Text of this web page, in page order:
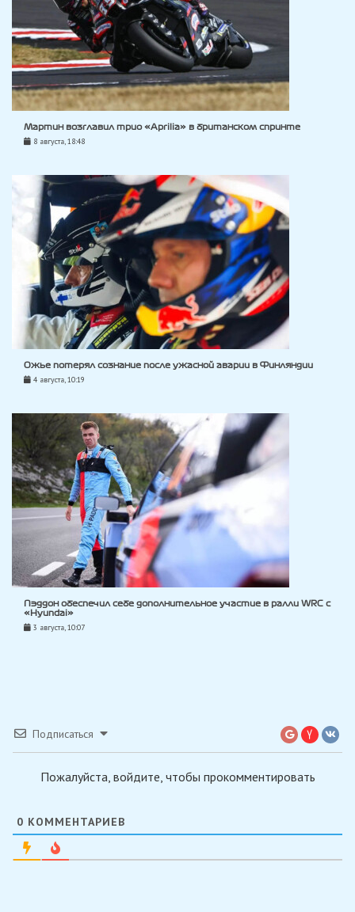
Мартин возглавил трио «Aprilia» в британском спринте
8 августа, 18:48
Ожье потерял сознание после ужасной аварии в Финляндии
4 августа, 10:19
Пэддон обеспечил себе дополнительное участие в ралли WRC с
«Hyundai»
3 августа, 10:07
Подписаться
Пожалуйста, войдите, чтобы прокомментировать
0 КОММЕНТАРИЕВ